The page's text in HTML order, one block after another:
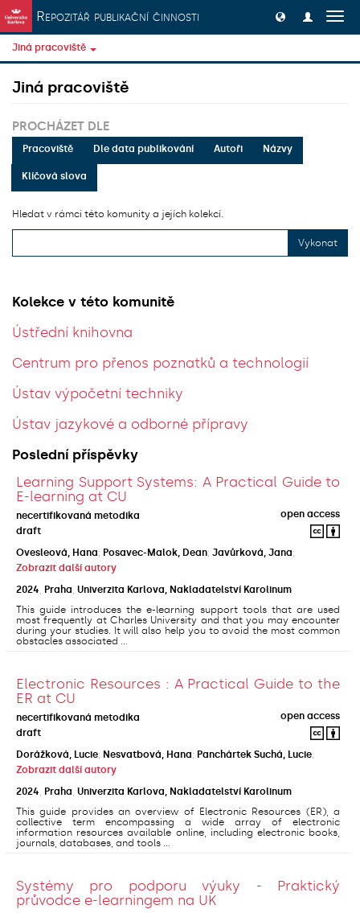
Přeskočit na obsah
Repozitář publikační činnosti
Jiná pracoviště
Jiná pracoviště
PROCHÁZET DLE
Pracoviště Dle data publikování Autoři Názvy
Klíčová slova
Hledat v rámci této komunity a jejích kolekcí.
Vykonat
Kolekce v této komunitě
Ústřední knihovna
Centrum pro přenos poznatků a technologií
Ústav výpočetní techniky
Ústav jazykové a odborné přípravy
Poslední příspěvky
Learning Support Systems: A Practical Guide to
E-learning at CU
necertifikovaná metodika
open access
draft
Ovesleová, Hana; Posavec-Malok, Dean; Javůrková, Jana;
Zobrazit další autory
2024
Praha Univerzita Karlova, Nakladatelství Karolinum
This guide introduces the e-learning support tools that are used
most frequently at Charles University and that you may encounter
during your studies. It will also help you to avoid the most common
obstacles associated ...
Electronic Resources : A Practical Guide to the
ER at CU
necertifikovaná metodika
open access
draft
Dorážková, Lucie; Nesvatbová, Hana; Panchártek Suchá, Lucie;
Zobrazit další autory
2024 Praha Univerzita Karlova, Nakladatelství Karolinum
This guide provides an overview of Electronic Resources (ER), a
collective term encompassing a wide array of electronic
information resources available online, including electronic books,
journals, databases, and tools ...
Systémy pro podporu výuky - Praktický
průvodce e-learningem na UK